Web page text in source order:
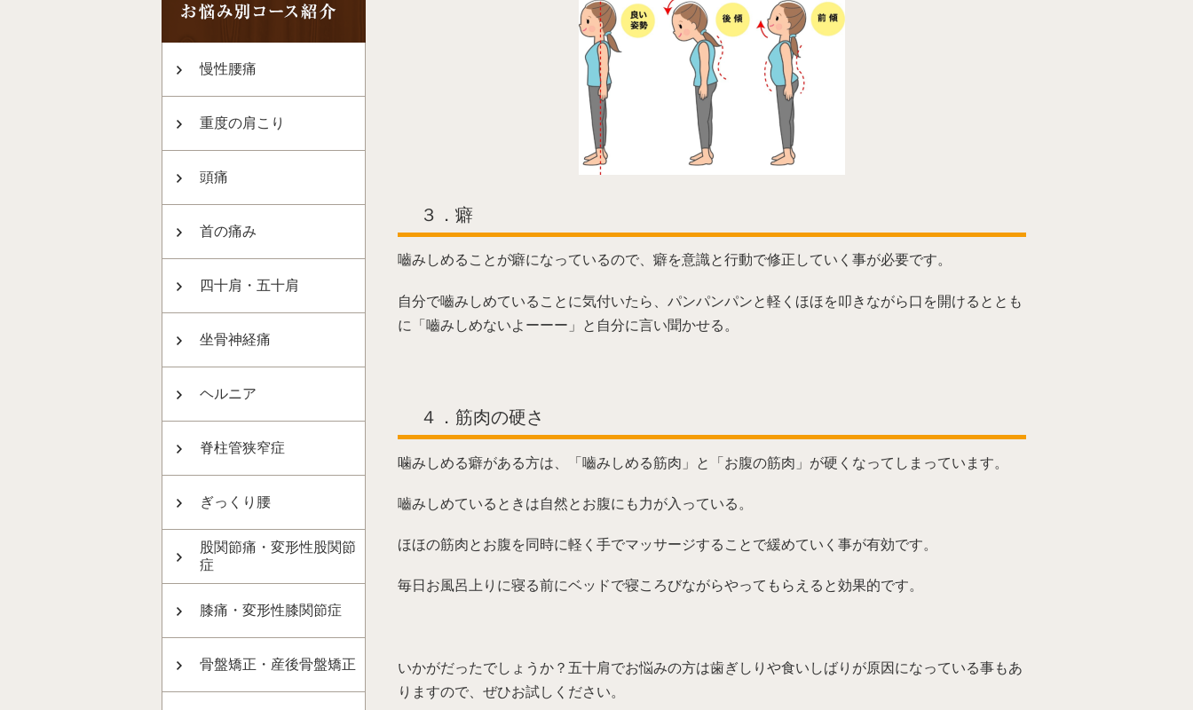
慢性腰痛
重度の肩こり
頭痛
首の痛み
四十肩・五十肩
坐骨神経痛
ヘルニア
脊柱管狭窄症
ぎっくり腰
股関節痛・変形性股関節
症
膝痛・変形性膝関節症
骨盤矯正・産後骨盤矯正
３．癖
嚙みしめることが癖になっているので、癖を意識と行動で修正していく事が必要です。
自分で嚙みしめていることに気付いたら、パンパンパンと軽くほほを叩きながら口を開けるととも
に「嚙みしめないよーーー」と自分に言い聞かせる。
４．筋肉の硬さ
噛みしめる癖がある方は、「嚙みしめる筋肉」と「お腹の筋肉」が硬くなってしまっています。
嚙みしめているときは自然とお腹にも力が入っている。
ほほの筋肉とお腹を同時に軽く手でマッサージすることで緩めていく事が有効です。
毎日お風呂上りに寝る前にベッドで寝ころびながらやってもらえると効果的です。
いかがだったでしょうか？五十肩でお悩みの方は歯ぎしりや食いしばりが原因になっている事もあ
りますので、ぜひお試しください。